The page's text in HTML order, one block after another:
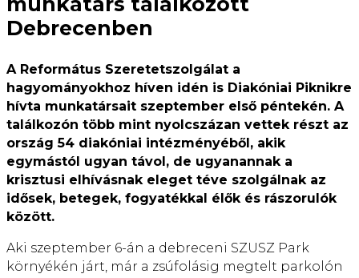
Debrecenben
A Református Szeretetszolgálat a
hagyományokhoz híven idén is Diakóniai Piknikre
hívta munkatársait szeptember első péntekén. A
találkozón több mint nyolcszázan vettek részt az
ország 54 diakóniai intézményéből, akik
egymástól ugyan távol, de ugyanannak a
krisztusi elhívásnak eleget téve szolgálnak az
idősek, betegek, fogyatékkal élők és rászorulók
között.
Aki szeptember 6-án a debreceni SZUSZ Park
környékén járt, már a zsúfolásig megtelt parkolón